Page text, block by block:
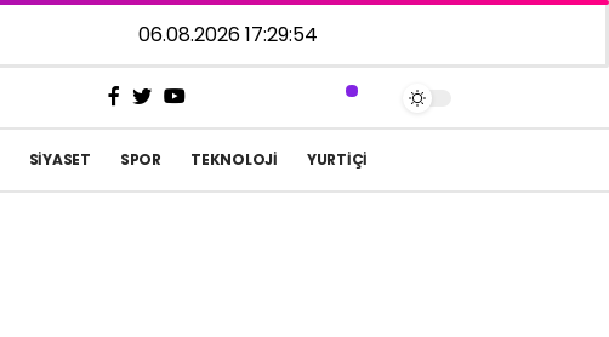
06.08.2026 17:29:54
SIYASET SPOR TEKNOLOJI YURTIÇI